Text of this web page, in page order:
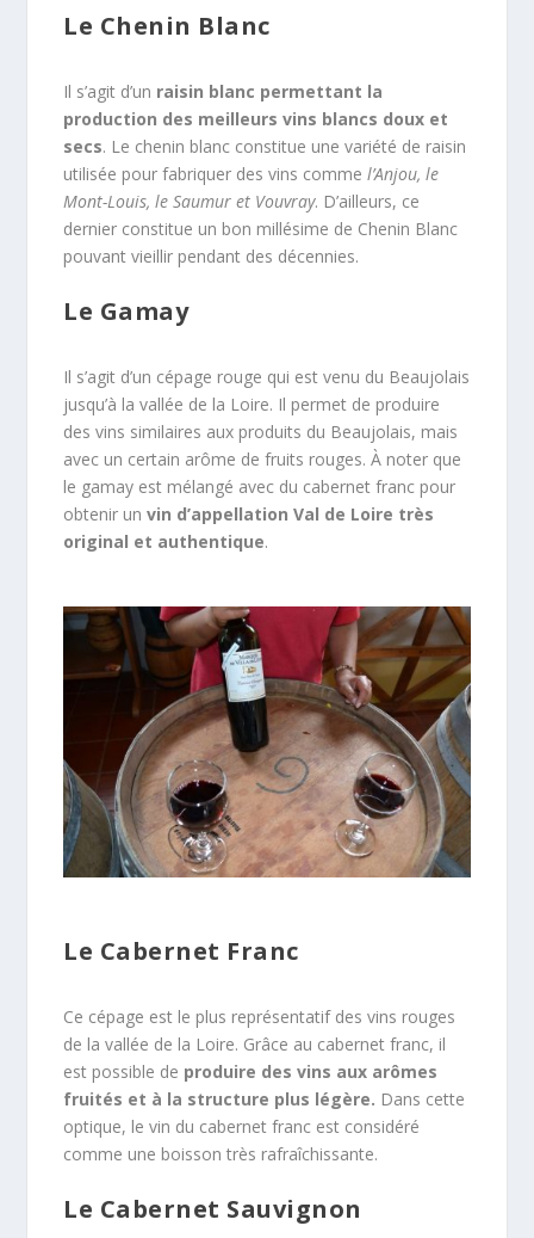
Le Chenin Blanc
Il s’agit d’un raisin blanc permettant la
production des meilleurs vins blancs doux et
secs. Le chenin blanc constitue une variété de raisin
utilisée pour fabriquer des vins commel’Anjou, le
Mont-Louis, le Saumur et Vouvray. D’ailleurs, ce
dernier constitue un bon millésime de Chenin Blanc
pouvant vieillir pendant des décennies.
Le Gamay
Il s’agit d’un cépage rouge qui est venu du Beaujolais
jusqu’à la vallée de la Loire. Il permet de produire
des vins similaires aux produits du Beaujolais, mais
avec un certain arôme de fruits rouges. À noter que
le gamay est mélangé avec du cabernet franc pour
obtenir unvin d’appellation Val de Loire très
original et authentique.
Le Cabernet Franc
Ce cépage est le plus représentatif des vins rouges
de la vallée de la Loire. Grâce au cabernet franc, il
est possible de produire des vins aux arômes
fruités et à la structure plus légère. Dans cette
optique, le vin du cabernet franc est considéré
comme une boisson très rafraîchissante.
Le Cabernet Sauvignon